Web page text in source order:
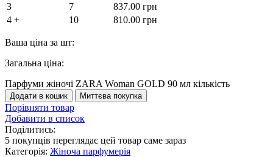
3
7 837.00 грн
4 +
10 810.00 грн
Ваша ціна за шт:
Загальна ціна:
Парфуми жіночі ZARA Woman GOLD 90 мл кількість
Додати в кошик Миттєва покупка
Порівняти товар
Добавити в список
Поділитись:
5 покупців переглядає цей товар саме зараз
Категорія: Жіноча парфумерія